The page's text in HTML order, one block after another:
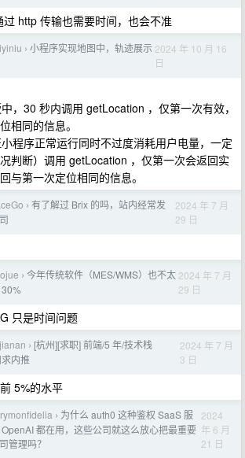
过 http 传输也需要时间，也会不准
› 小程序实现地图中，轨迹展示 2024 年 10 月 16
日
，30 秒内调用 getLocation ，仅第一次有效，
相同的信息。
程序正常运行同时不过度消耗用户电量，一定
判断）调用 getLocation ，仅第一次会返回实
与第一次定位相同的信息。
› 有了解过 Brix 的吗，站内经常发
2024 年 7 月
29 日
› 今年传统软件（MES/WMS）也不太 2024 年 7 月
29 日
只是时间问题
› [杭州][求职] 前端/5 年/技术栈
内推
2024 年 7 月
3 日
5%的水平
› 为什么 auth0 这种鉴权 SaaS 服
都在用，这些公司就这么放心把最重要
管理吗？
2024
年 6 月
21 日